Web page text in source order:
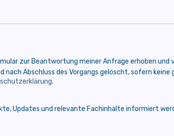
zur Beantwortung meiner Anfrage erhoben
Abschluss des Vorgangs gelöscht, sofern
.
Updates und relevante Fachinhalte informiert